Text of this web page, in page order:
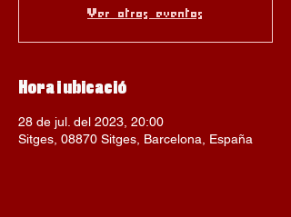
Ver otros eventos
Hora i ubicació
28 de jul. del 2023, 20:00
Sitges, 08870 Sitges, Barcelona, España